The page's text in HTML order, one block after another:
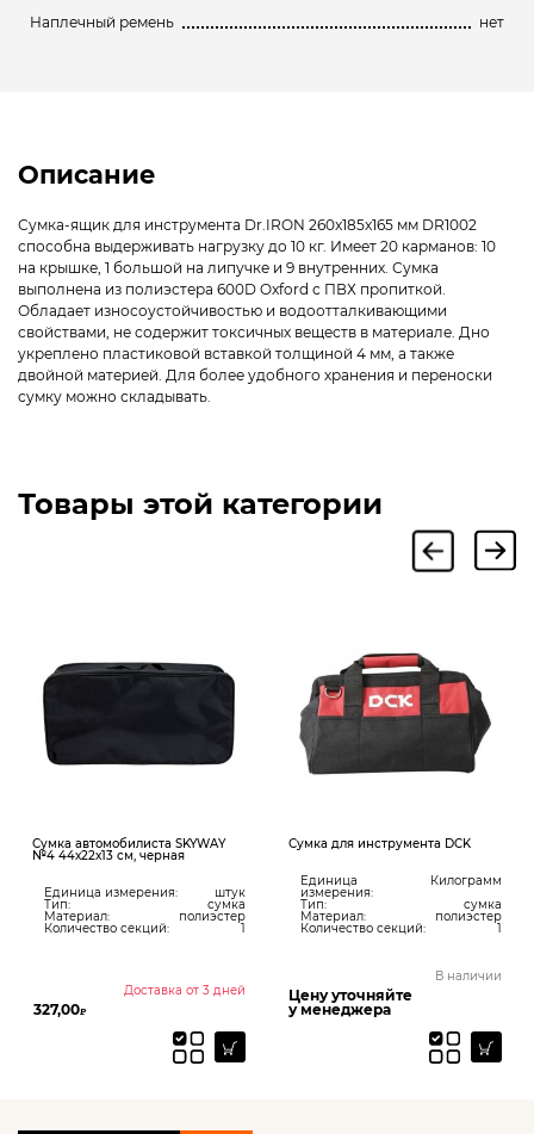
Наплечный ремень нет
Описание
Сумка-ящик для инструмента Dr.IRON 260x185x165 мм DR1002
способна выдерживать нагрузку до 10 кг. Имеет 20 карманов: 10
на крышке, 1 большой на липучке и 9 внутренних. Сумка
выполнена из полиэстера 600D Oxford с ПВХ пропиткой.
Обладает износоустойчивостью и водоотталкивающими
свойствами, не содержит токсичных веществ в материале. Дно
укреплено пластиковой вставкой толщиной 4 мм, а также
двойной материей. Для более удобного хранения и переноски
сумку можно складывать.
Товары этой категории
Сумка автомобилиста SKYWAY
№4 44х22х13 см, черная
Единица измерения: штук
Тип: сумка
Материал: полиэстер
Количество секций: 1
Доставка от 3 дней
327,00₽
Сумка для инструмента DCK
Единица
измерения:
Килограмм
Тип:
сумка
Материал: полиэстер
Количество секций: 1
В наличии
Цену уточняйте
у менеджера